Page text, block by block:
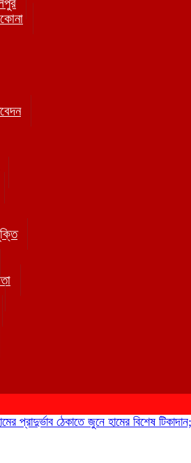
ঠেকাতে জুনে হামের বিশেষ টিকাদান;